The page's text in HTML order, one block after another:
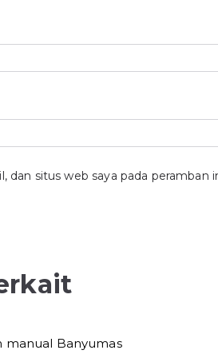
dan situs web saya pada